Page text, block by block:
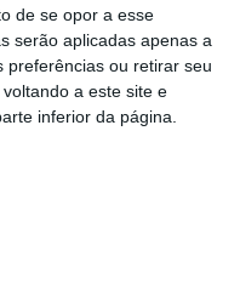
de se opor a esse
serão aplicadas apenas a
preferências ou retirar seu
a este site e
inferior da página.